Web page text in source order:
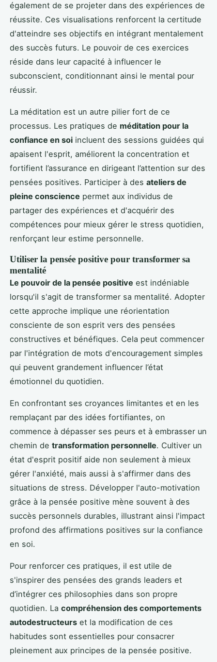
également de se projeter dans des expériences de
réussite. Ces visualisations renforcent la certitude
d'atteindre ses objectifs en intégrant mentalement
des succès futurs. Le pouvoir de ces exercices
réside dans leur capacité à influencer le
subconscient, conditionnant ainsi le mental pour
réussir.
La méditation est un autre pilier fort de ce
processus. Les pratiques de méditation pour la
confiance en soi incluent des sessions guidées qui
apaisent l'esprit, améliorent la concentration et
fortifient l’assurance en dirigeant l’attention sur des
pensées positives. Participer à des ateliers de
pleine conscience permet aux individus de
partager des expériences et d'acquérir des
compétences pour mieux gérer le stress quotidien,
renforçant leur estime personnelle.
Utiliser la pensée positive pour transformer sa
mentalité
Le pouvoir de la pensée positive est indéniable
lorsqu'il s'agit de transformer sa mentalité. Adopter
cette approche implique une réorientation
consciente de son esprit vers des pensées
constructives et bénéfiques. Cela peut commencer
par l'intégration de mots d'encouragement simples
qui peuvent grandement influencer l’état
émotionnel du quotidien.
En confrontant ses croyances limitantes et en les
remplaçant par des idées fortifiantes, on
commence à dépasser ses peurs et à embrasser un
chemin de transformation personnelle. Cultiver un
état d'esprit positif aide non seulement à mieux
gérer l'anxiété, mais aussi à s'affirmer dans des
situations de stress. Développer l'auto-motivation
grâce à la pensée positive mène souvent à des
succès personnels durables, illustrant ainsi l'impact
profond des affirmations positives sur la confiance
en soi.
Pour renforcer ces pratiques, il est utile de
s'inspirer des pensées des grands leaders et
d’intégrer ces philosophies dans son propre
quotidien. La compréhension des comportements
autodestructeurs et la modification de ces
habitudes sont essentielles pour consacrer
pleinement aux principes de la pensée positive.